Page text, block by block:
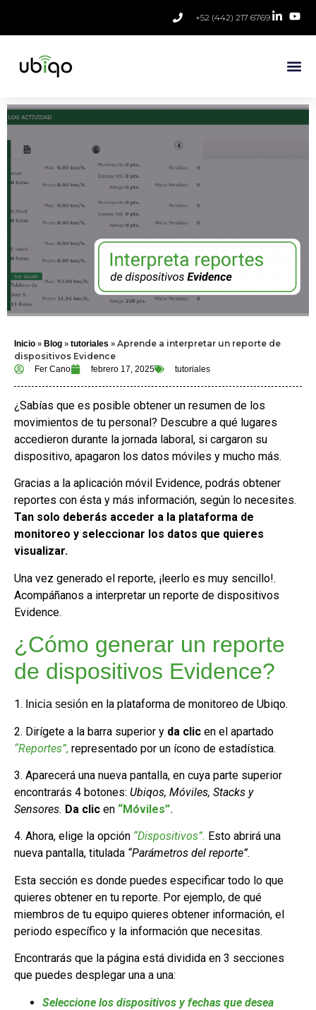
+52 (442) 217 6769
Inicio » Blog » tutoriales » Aprende a interpretar un reporte de
dispositivos Evidence
Fer Cano febrero 17, 2025 tutoriales
¿Sabías que es posible obtener un resumen de los
movimientos de tu personal? Descubre a qué lugares
accedieron durante la jornada laboral, si cargaron su
dispositivo, apagaron los datos móviles y mucho más.
Gracias a la aplicación móvil Evidence, podrás obtener
reportes con ésta y más información, según lo necesites.
Tan solo deberás acceder a la plataforma de
monitoreo y seleccionar los datos que quieres
visualizar.
Una vez generado el reporte, ¡leerlo es muy sencillo!.
Acompáñanos a interpretar un reporte de dispositivos
Evidence.
¿Cómo generar un reporte
de dispositivos Evidence?
1. Inicia sesión en la plataforma de monitoreo de Ubiqo.
2. Dirígete a la barra superior y da clic en el apartado
“Reportes”, representado por un ícono de estadística.
3. Aparecerá una nueva pantalla, en cuya parte superior
encontrarás 4 botones: Ubiqos, Móviles, Stacks y
Sensores. Da clic en “Móviles”.
4. Ahora, elige la opción “Dispositivos”. Esto abrirá una
nueva pantalla, titulada “Parámetros del reporte”.
Esta sección es donde puedes especificar todo lo que
quieres obtener en tu reporte. Por ejemplo, de qué
miembros de tu equipo quieres obtener información, el
periodo específico y la información que necesitas.
Encontrarás que la página está dividida en 3 secciones
que puedes desplegar una a una:
Seleccione los dispositivos y fechas que desea